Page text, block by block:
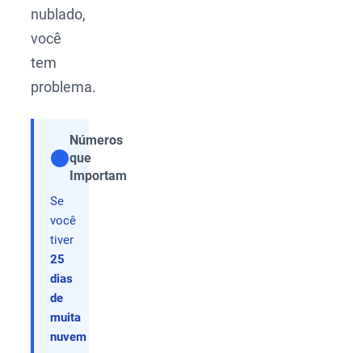
nublado,
você
tem
problema.
Números
que
Importam
Se
você
tiver
25
dias
de
muita
nuvem